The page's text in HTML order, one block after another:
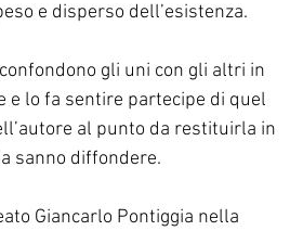
e disperso dell’esistenza.
gli uni con gli altri in
e lo fa sentire partecipe di quel
al punto da restituirla in
sanno diffondere.
Giancarlo Pontiggia nella